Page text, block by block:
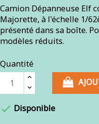
Camion Dépanneuse Elf
Majorette, à l'échelle 1/
présenté dans sa boîte.
modèles réduits.
Quantité
 Disponible